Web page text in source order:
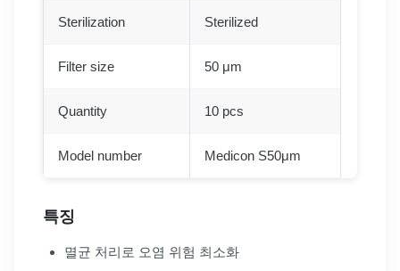
Sterilization Sterilized
Filter size 50 μm
Quantity 10 pcs
Model number Medicon S50μm
특징
멸균 처리로 오염 위험 최소화